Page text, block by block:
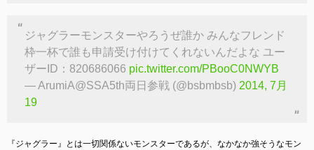
ジャグラーモンスターやろうぜ誰か みんなフレンド
枠一杯で誰も申請受け付けてくれないんだよな ユー
ザーID：820686066 pic.twitter.com/PBooC0NWYB
— ArumiA@SSA5th両日参戦 (@bsbmbsb) 2014, 7月
19
『ジャグラー』とは一切関係ないモンスターであるが、なかなか強そうなモン